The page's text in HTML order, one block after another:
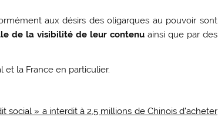
aux désirs des oligarques au pouvoir sont
de la visibilité de leur contenuainsi que par des
et la France en particulier.
» a interdit à 2,5 millions de Chinois d’acheter